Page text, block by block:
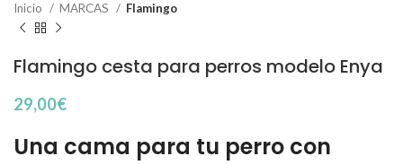
Inicio MARCAS Flamingo
Flamingo cesta para perros modelo Enya
29,00€
Una cama para tu perro con